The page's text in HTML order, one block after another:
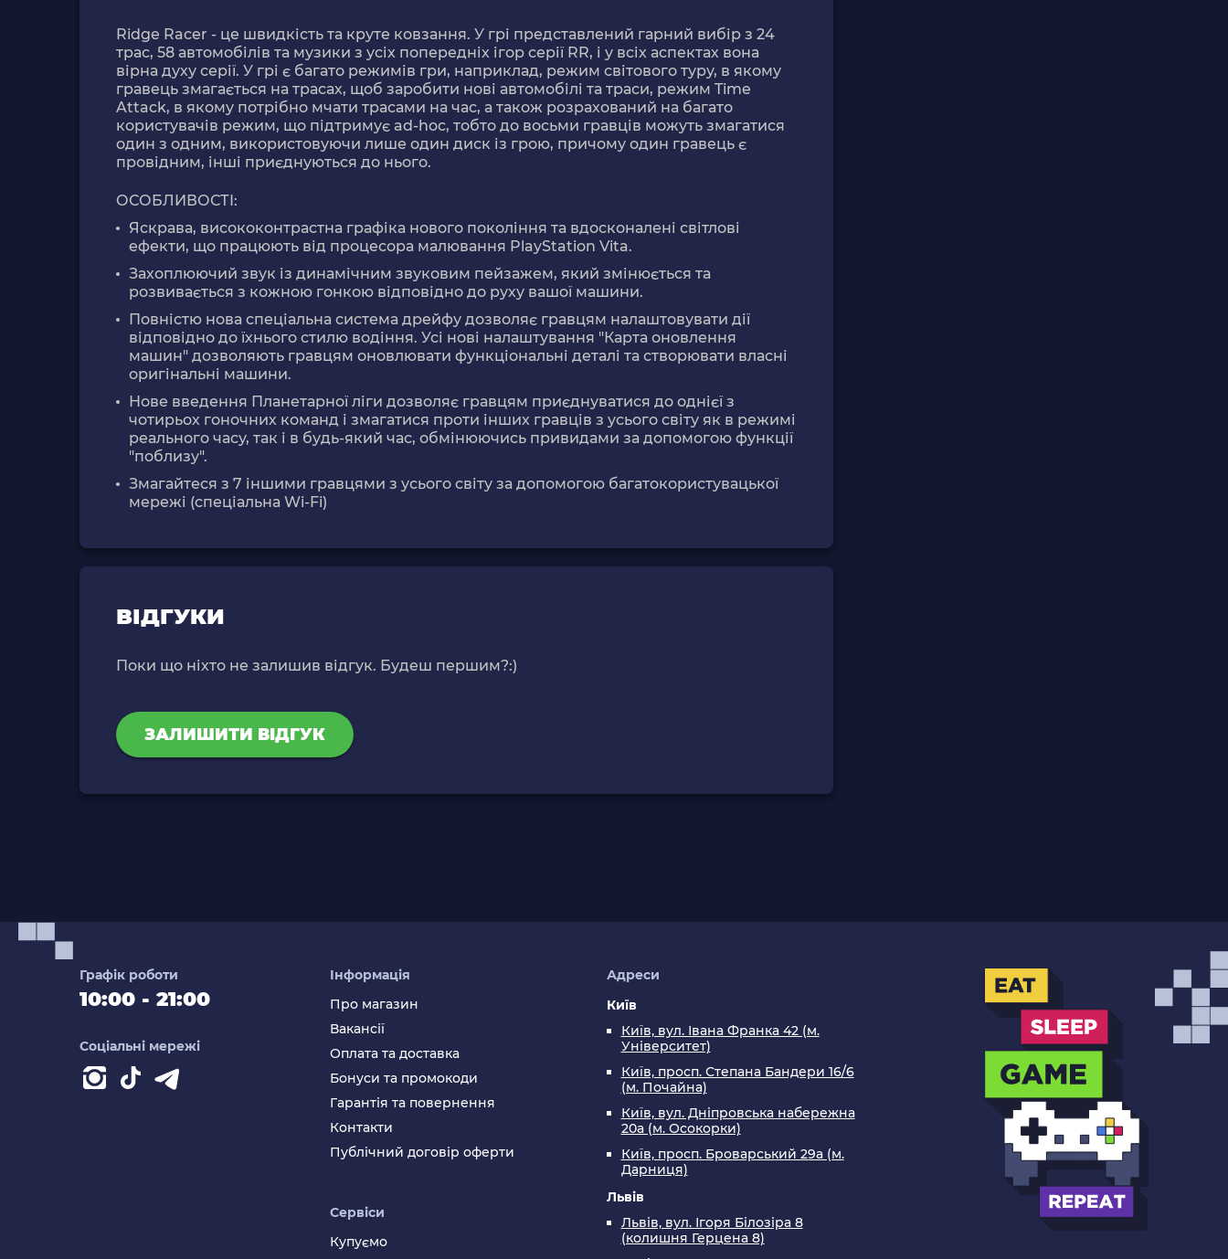
Ridge Racer - це швидкість та круте ковзання. У грі представлений гарний вибір з 24
трас, 58 автомобілів та музики з усіх попередніх ігор серії RR, і у всіх аспектах вона
вірна духу серії. У грі є багато режимів гри, наприклад, режим світового туру, в якому
гравець змагається на трасах, щоб заробити нові автомобілі та траси, режим Time
Attack, в якому потрібно мчати трасами на час, а також розрахований на багато
користувачів режим, що підтримує ad-hoc, тобто до восьми гравців можуть змагатися
один з одним, використовуючи лише один диск із грою, причому один гравець є
провідним, інші приєднуються до нього.
ОСОБЛИВОСТІ:
Яскрава, висококонтрастна графіка нового покоління та вдосконалені світлові
ефекти, що працюють від процесора малювання PlayStation Vita.
Захоплюючий звук із динамічним звуковим пейзажем, який змінюється та
розвивається з кожною гонкою відповідно до руху вашої машини.
Повністю нова спеціальна система дрейфу дозволяє гравцям налаштовувати дії
відповідно до їхнього стилю водіння. Усі нові налаштування "Карта оновлення
машин" дозволяють гравцям оновлювати функціональні деталі та створювати власні
оригінальні машини.
Нове введення Планетарної ліги дозволяє гравцям приєднуватися до однієї з
чотирьох гоночних команд і змагатися проти інших гравців з усього світу як в режимі
реального часу, так і в будь-який час, обмінюючись привидами за допомогою функції
"поблизу".
Змагайтеся з 7 іншими гравцями з усього світу за допомогою багатокористувацької
мережі (спеціальна Wi-Fi)
ВІДГУКИ
Поки що ніхто не залишив відгук. Будеш першим?:)
ЗАЛИШИТИ ВІДГУК
Графік роботи
10:00 - 21:00
Соціальні мережі
Інформація
Про магазин
Вакансії
Оплата та доставка
Бонуси та промокоди
Гарантія та повернення
Контакти
Публічний договір оферти
Сервіси
Купуємо
Адреси
Київ
Київ, вул. Івана Франка 42 (м.
Університет)
Київ, просп. Степана Бандери 16/6
(м. Почайна)
Київ, вул. Дніпровська набережна
20а (м. Осокорки)
Київ, просп. Броварський 29а (м.
Дарниця)
Львів
Львів, вул. Ігоря Білозіра 8
(колишня Герцена 8)